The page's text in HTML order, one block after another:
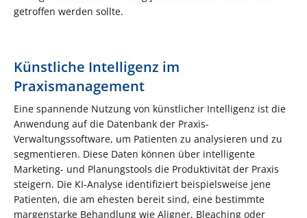
getroffen werden sollte.
Künstliche Intelligenz im
Praxismanagement
Eine spannende Nutzung von künstlicher Intelligenz ist die
Anwendung auf die Datenbank der Praxis-
Verwaltungssoftware, um Patienten zu analysieren und zu
segmentieren. Diese Daten können über intelligente
Marketing- und Planungstools die Produktivität der Praxis
steigern. Die KI-Analyse identifiziert beispielsweise jene
Patienten, die am ehesten bereit sind, eine bestimmte
margenstarke Behandlung wie Aligner, Bleaching oder